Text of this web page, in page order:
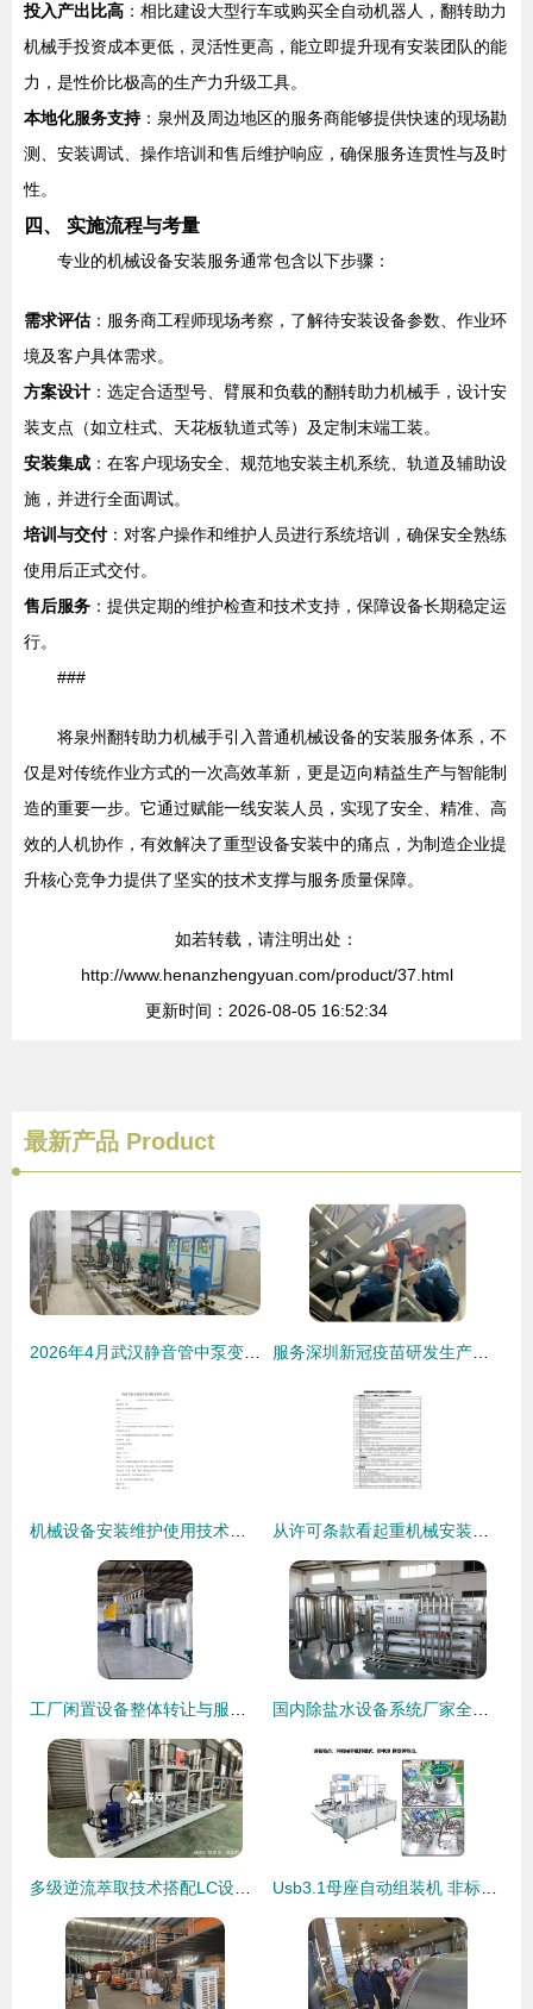
投入产出比高 ：相比建设大型行车或购买全自动机器人，翻转助力
机械手投资成本更低，灵活性更高，能立即提升现有安装团队的能
力，是性价比极高的生产力升级工具。
本地化服务支持：泉州及周边地区的服务商能够提供快速的现场勘
测、安装调试、操作培训和售后维护响应，确保服务连贯性与及时
性。
四、 实施流程与考量
专业的机械设备安装服务通常包含以下步骤：
需求评估：服务商工程师现场考察，了解待安装设备参数、作业环
境及客户具体需求。
方案设计 ：选定合适型号、臂展和负载的翻转助力机械手，设计安
装支点（如立柱式、天花板轨道式等）及定制末端工装。
安装集成 ：在客户现场安全、规范地安装主机系统、轨道及辅助设
施，并进行全面调试。
培训与交付：对客户操作和维护人员进行系统培训，确保安全熟练
使用后正式交付。
售后服务 ：提供定期的维护检查和技术支持，保障设备长期稳定运
行。
###
将泉州翻转助力机械手引入普通机械设备的安装服务体系，不
仅是对传统作业方式的一次高效革新，更是迈向精益生产与智能制
造的重要一步。它通过赋能一线安装人员，实现了安全、精准、高
效的人机协作，有效解决了重型设备安装中的痛点，为制造企业提
升核心竞争力提供了坚实的技术支撑与服务质量保障。
如若转载，请注明出处：
http://www.henanzhengyuan.com/product/37.html
更新时间：2026-08-05 16:52:34
最新产品 Product